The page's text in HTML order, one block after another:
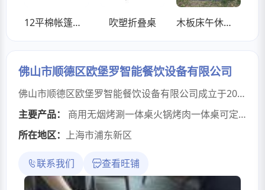
12平棉帐篷救灾帐篷 吹塑折叠桌 木板床午休床硬板床木板救灾床
佛山市顺德区欧堡罗智能餐饮设备有限公司
佛山市顺德区欧堡罗智能餐饮设备有限公司成立于2004年，位于广东省佛山市顺德区大良镇，是国内专业无烟餐饮设备生产厂家之一。公司有20年的无烟设备研发和生产历史，主要从事于无烟火锅、无烟烧烤、无烟烤涮一体、油烟净化设备、火锅桌、烧烤桌、电动桌等餐厅酒店配套设备的研发、生产和销售。公司秉承着诚信经营、质量第一位的经营理念，搭建高效的研发生产团队，引进精良的生产设备，建立严格的质量标准体系，已多样化和高质量的产品来满足客户不同的需求。
主要产品：
商用无烟烤涮一体桌火锅烤肉一体桌可定制桌面
所在地区： 上海市浦东新区
联系我们 查看旺铺